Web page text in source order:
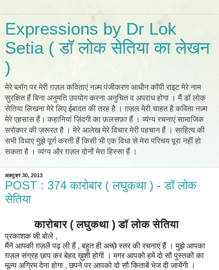
Expressions by Dr Lok
Setia ( डॉ लोक सेतिया का लेखन
)
मेरे ब्लॉग पर मेरी ग़ज़ल कविताएं नज़्म पंजीकरण आधीन कॉपी राइट मेरे नाम
सुरक्षित हैं बिना अनुमति उपयोग करना अनुचित व अपराध होगा । मैं डॉ लोक
सेतिया लिखना मेरे लिए ईबादत की तरह है । ग़ज़ल मेरी चाहत है कविता नज़्म
मेरे एहसास हैं। कहानियां ज़िंदगी का फ़लसफ़ा हैं । व्यंग्य रचनाएं सामाजिक
सरोकार की ज़रूरत है । मेरे आलेख मेरे विचार मेरी पहचान हैं । साहित्य की
सभी विधाएं मुझे पूर्ण करती हैं किसी भी एक विधा से मेरा परिचय पूरा नहीं हो
सकता है । व्यंग्य और ग़ज़ल दोनों मेरा हिस्सा हैं ।
अक्टूबर 30, 2013
POST : 374 कारोबार ( लघुकथा ) - डॉ लोक
सेतिया
कारोबार ( लघुकथा ) डॉ लोक सेतिया
प्रकाशक जी बोले ,
मैंने आपकी ग़ज़लें पढ़ ली हैं , बहुत ही अच्छे स्तर की रचनाएं हैं । मुझे आपका
ग़ज़ल संग्रह छाप कर बेहद ख़ुशी होगी । मगर आपको हमें दो सौ पुस्तकों का
मूल्य अग्रिम देना होगा , छपने पर आपको दो सौ किताबें भेज दी जायेंगी ।